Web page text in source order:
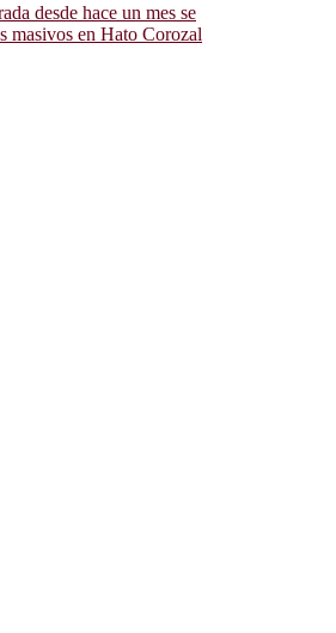
desde hace un mes se
masivos en Hato Corozal